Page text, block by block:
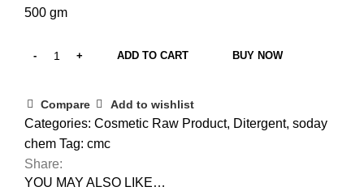
500 gm
ADD TO CART BUY NOW
Compare Add to wishlist
Categories: Cosmetic Raw Product, Ditergent, soday
chem Tag: cmc
Share:
YOU MAY ALSO LIKE…